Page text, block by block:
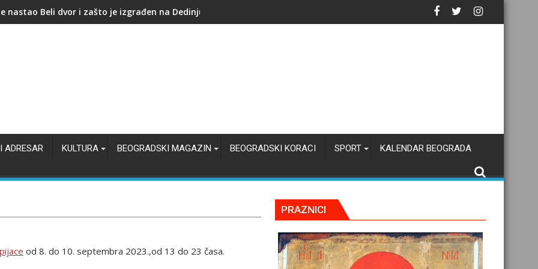
nastala fotografija i zašto je promenila način na koji pamtimo istoriju?
ADRESAR KULTURA BEOGRADSKI MAGAZIN BEOGRADSKI KORACI SPORT KALENDAR BEOGRADA
od 8. do 10. septembra 2023.,od 13 do 23 časa.
PRAZNICI